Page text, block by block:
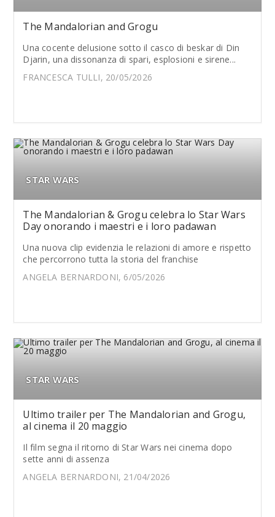
The Mandalorian and Grogu
Una cocente delusione sotto il casco di beskar di Din
Djarin, una dissonanza di spari, esplosioni e sirene...
FRANCESCA TULLI, 20/05/2026
STAR WARS
The Mandalorian & Grogu celebra lo Star Wars
Day onorando i maestri e i loro padawan
Una nuova clip evidenzia le relazioni di amore e rispetto
che percorrono tutta la storia del franchise
ANGELA BERNARDONI, 6/05/2026
STAR WARS
Ultimo trailer per The Mandalorian and Grogu,
al cinema il 20 maggio
Il film segna il ritorno di Star Wars nei cinema dopo
sette anni di assenza
ANGELA BERNARDONI, 21/04/2026